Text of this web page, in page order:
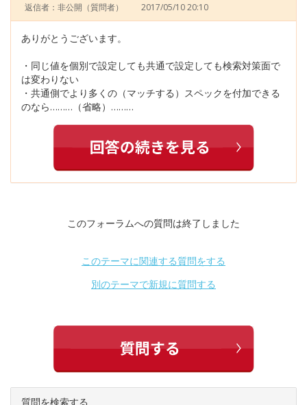
返信者：非公開 （質問者） 2017/05/10 20:10
ありがとうございます。
・同じ値を個別で設定しても共通で設定しても検索対策面で
は変わりない
・共通側でより多くの（マッチする）スペックを付加できる
のなら………（省略）………
このフォーラムへの質問は終了しました
このテーマに関連する質問をする
別のテーマで新規に質問する
質問を検索する